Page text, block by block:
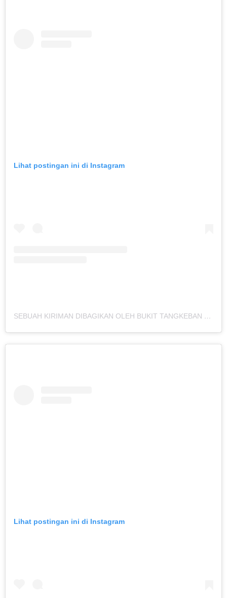
Lihat postingan ini di Instagram
SEBUAH KIRIMAN DIBAGIKAN OLEH BUKIT TANGKEBAN NYALEMBENG (@BUKITTANGKEBAN)
Lihat postingan ini di Instagram